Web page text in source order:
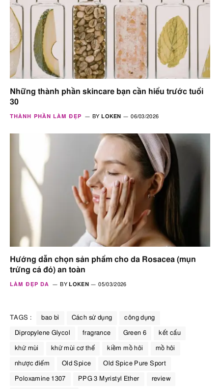
Những thành phần skincare bạn cần hiểu trước tuổi
30
THÀNH PHẦN LÀM ĐẸP BY LOKEN 06/03/2026
Hướng dẫn chọn sản phẩm cho da Rosacea (mụn
trứng cá đỏ) an toàn
LÀM ĐẸP DA BY LOKEN 05/03/2026
TAGS : bao bì Cách sử dụng công dụng
Dipropylene Glycol fragrance Green 6 kết cấu
khử mùi khử mùi cơ thể kiềm mồ hôi mồ hôi
nhược điểm Old Spice Old Spice Pure Sport
Poloxamine 1307 PPG 3 Myristyl Ether review